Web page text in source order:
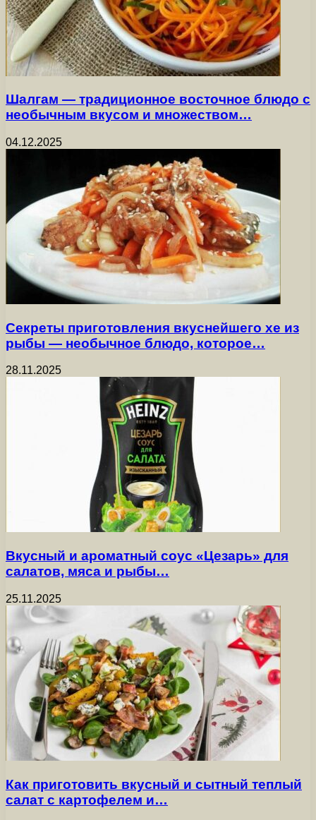
Шалгам — традиционное восточное блюдо с
необычным вкусом и множеством…
04.12.2025
Секреты приготовления вкуснейшего хе из
рыбы — необычное блюдо, которое…
28.11.2025
Вкусный и ароматный соус «Цезарь» для
салатов, мяса и рыбы…
25.11.2025
Как приготовить вкусный и сытный теплый
салат с картофелем и…